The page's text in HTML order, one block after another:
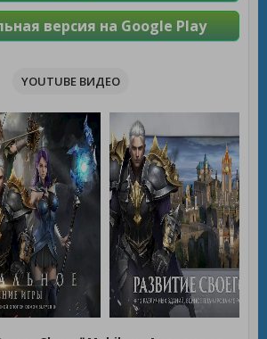
версия на Google Play
YOUTUBE ВИДЕО